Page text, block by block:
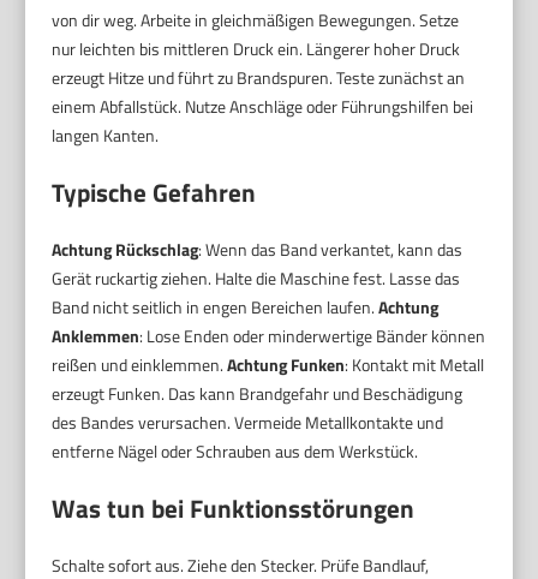
von dir weg. Arbeite in gleichmäßigen Bewegungen. Setze
nur leichten bis mittleren Druck ein. Längerer hoher Druck
erzeugt Hitze und führt zu Brandspuren. Teste zunächst an
einem Abfallstück. Nutze Anschläge oder Führungshilfen bei
langen Kanten.
Typische Gefahren
Achtung Rückschlag: Wenn das Band verkantet, kann das
Gerät ruckartig ziehen. Halte die Maschine fest. Lasse das
Band nicht seitlich in engen Bereichen laufen.Achtung
Anklemmen: Lose Enden oder minderwertige Bänder können
reißen und einklemmen.Achtung Funken: Kontakt mit Metall
erzeugt Funken. Das kann Brandgefahr und Beschädigung
des Bandes verursachen. Vermeide Metallkontakte und
entferne Nägel oder Schrauben aus dem Werkstück.
Was tun bei Funktionsstörungen
Schalte sofort aus. Ziehe den Stecker. Prüfe Bandlauf,